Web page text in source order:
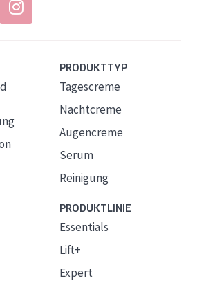
PRODUKTTYP
Tagescreme
Nachtcreme
Augencreme
Serum
Reinigung
PRODUKTLINIE
Essentials
Lift+
Expert